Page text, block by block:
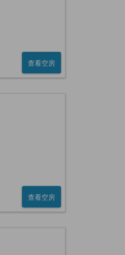
查看空房
查看空房